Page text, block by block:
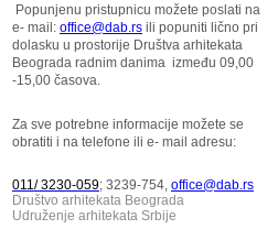
Popunjenu pristupnicu možete poslati na
e- mail: office@dab.rs ili popuniti lično pri
dolasku u prostorije Društva arhitekata
Beograda radnim danima između 09,00
-15,00 časova.
Za sve potrebne informacije možete se
obratiti i na telefone ili e- mail adresu:
011/ 3230-059; 3239-754, office@dab.rs
Društvo arhitekata Beograda
Udruženje arhitekata Srbije